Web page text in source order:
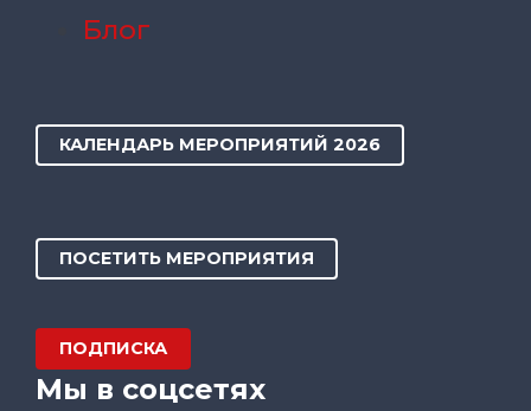
Блог
КАЛЕНДАРЬ МЕРОПРИЯТИЙ 2026
ПОСЕТИТЬ МЕРОПРИЯТИЯ
ПОДПИСКА
Мы в соцсетях